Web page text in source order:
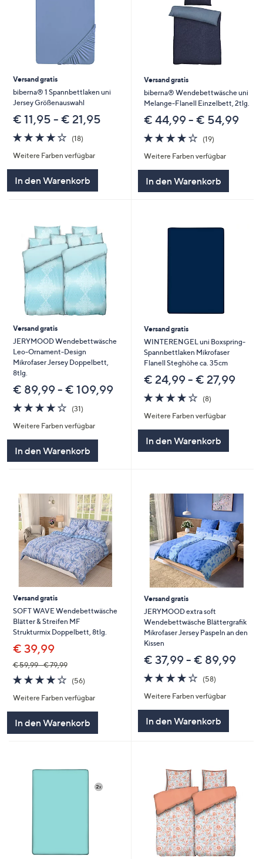
Versand gratis
biberna® 1 Spannbettlaken uni
Jersey Größenauswahl
€ 11,95 - € 21,95
4.2
von
5
(18)
Weitere Farben verfügbar
In den Warenkorb
Versand gratis
biberna® Wendebettwäsche uni
Melange-Flanell Einzelbett, 2tlg.
€ 44,99 - € 54,99
4.2
von
5
(19)
Weitere Farben verfügbar
In den Warenkorb
Versand gratis
JERYMOOD Wendebettwäsche
Leo-Ornament-Design
Mikrofaser Jersey Doppelbett,
8tlg.
€ 89,99 - € 109,99
4.2
von
5
(31)
Weitere Farben verfügbar
In den Warenkorb
Versand gratis
WINTERENGEL uni Boxspring-
Spannbettlaken Mikrofaser
Flanell Steghöhe ca. 35cm
€ 24,99 - € 27,99
4.1
von
5
(8)
Weitere Farben verfügbar
In den Warenkorb
Versand gratis
SOFT WAVE Wendebettwäsche
Blätter & Streifen MF
Strukturmix Doppelbett, 8tlg.
€ 39,99
€ 59,99 - € 79,99
4.1
von
5
(56)
Weitere Farben verfügbar
In den Warenkorb
Versand gratis
JERYMOOD extra soft
Wendebettwäsche Blättergrafik
Mikrofaser Jersey Paspeln an den
Kissen
€ 37,99 - € 89,99
4.1
von
5
(58)
Weitere Farben verfügbar
In den Warenkorb